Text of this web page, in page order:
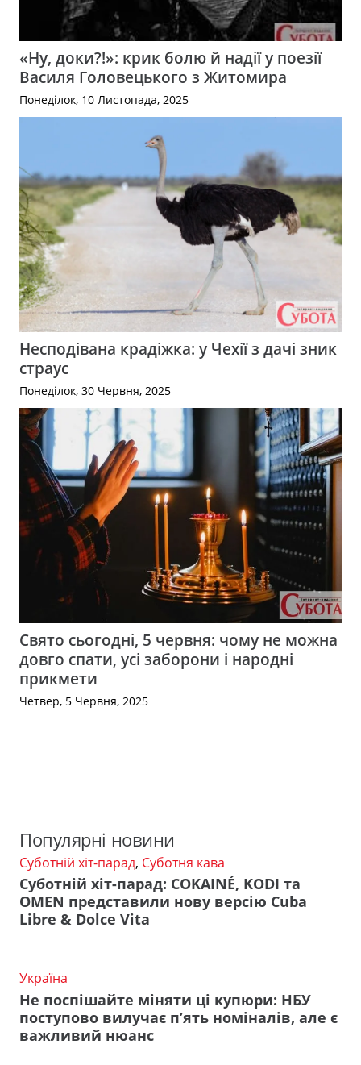
«Ну, доки?!»: крик болю й надії у поезії
Василя Головецького з Житомира
Понеділок, 10 Листопада, 2025
Несподівана крадіжка: у Чехії з дачі зник
страус
Понеділок, 30 Червня, 2025
Свято сьогодні, 5 червня: чому не можна
довго спати, усі заборони і народні
прикмети
Четвер, 5 Червня, 2025
Популярні новини
Суботній хіт-парад, Суботня кава
Суботній хіт-парад: COKAINÉ, KODI та
OMEN представили нову версію Cuba
Libre & Dolce Vita
Україна
Не поспішайте міняти ці купюри: НБУ
поступово вилучає п’ять номіналів, але є
важливий нюанс